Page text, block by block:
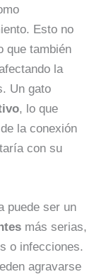
Esto no
que también
la
Un gato
, lo que
la conexión
con su
puede ser un
más serias,
o infecciones.
agravarse